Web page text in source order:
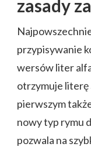
zasady
przypisywanie
wersów liter
otrzymuje literę
pierwszym
nowy typ rymu
pozwala na